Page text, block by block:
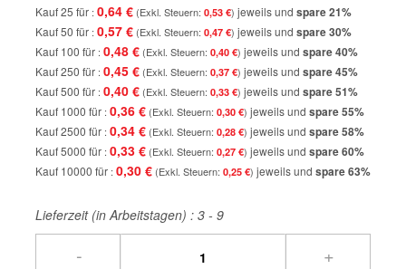
Kauf 25 für 0,64 € 0,53 € jeweils und spare21%
Kauf 50 für 0,57 € 0,47 € jeweils und spare30%
Kauf 100 für 0,48 € 0,40 € jeweils und spare40%
Kauf 250 für 0,45 € 0,37 € jeweils und spare45%
Kauf 500 für 0,40 € 0,33 € jeweils und spare51%
Kauf 1000 für 0,36 € 0,30 € jeweils und spare55%
Kauf 2500 für 0,34 € 0,28 € jeweils und spare58%
Kauf 5000 für 0,33 € 0,27 € jeweils und spare60%
Kauf 10000 für 0,30 € 0,25 € jeweils und spare63%
Lieferzeit (in Arbeitstagen) : 3 - 9
- +